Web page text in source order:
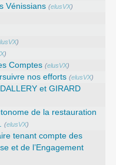
Vénissians (elusVX)
)
)
Comptes (elusVX)
nos efforts (elusVX)
et GIRARD
de la restauration
(elusVX)
tenant compte des
et de l’Engagement